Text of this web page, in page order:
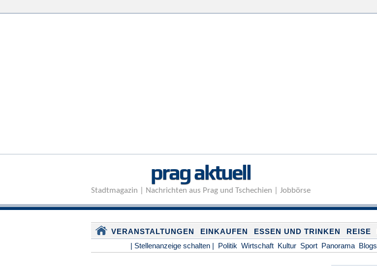
prag aktuell
Stadtmagazin | Nachrichten aus Prag und Tschechien | Jobbörse
VERANSTALTUNGEN EINKAUFEN ESSEN UND TRINKEN REISE
| Stellenanzeige schalten | Politik Wirtschaft Kultur Sport Panorama Blogs